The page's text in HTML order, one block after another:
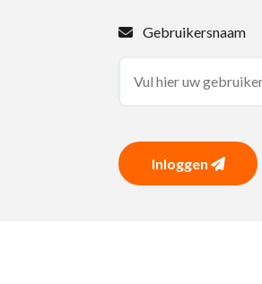
Gebruikersnaam
Inloggen